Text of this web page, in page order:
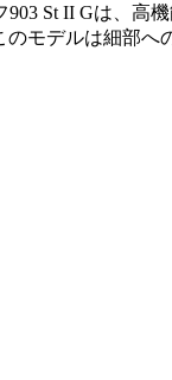
St II Gは、高
モデルは細部